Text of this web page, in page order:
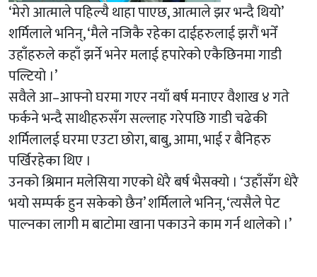
‘मेरो आत्माले पहिल्यै थाहा पाएछ, आत्माले झर भन्दै थियो’
शर्मिलाले भनिन्, ‘मैले नजिकै रहेका दाईहरुलाई झरौं भनेँ
उहाँहरुले कहाँ झर्ने भनेर मलाई हपारेको एकैछिनमा गाडी
पल्टियो ।’
सवैले आ–आफ्नो घरमा गएर नयाँ बर्ष मनाएर वैशाख ४ गते
फर्कने भन्दै साथीहरुसँग सल्लाह गरेपछि गाडी चढेकी
शर्मिलालई घरमा एउटा छोरा, बाबु, आमा, भाई र बैनिहरु
पर्खिरहेका थिए ।
उनको श्रिमान मलेसिया गएको धेरै बर्ष भैसक्यो । ‘उहाँसँग धेरै
भयो सम्पर्क हुन सकेको छैन’ शर्मिलाले भनिन्, ‘त्यसैले पेट
पाल्नका लागी म बाटोमा खाना पकाउने काम गर्न थालेको ।’